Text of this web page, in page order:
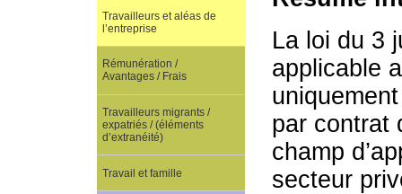
La loi du 3
applicable
par contrat
champ
secteur
Travailleurs et aléas de
l’entreprise
Rémunération /
Avantages / Frais
Travailleurs migrants /
expatriés / (éléments
d’extranéité)
Travail et famille